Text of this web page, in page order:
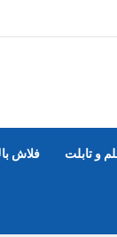
و تابلت فلاش